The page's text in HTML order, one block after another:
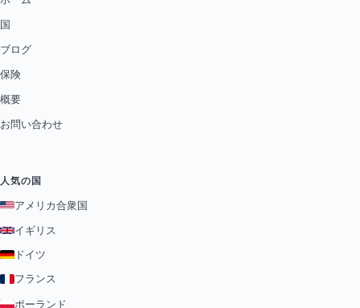
国
ブログ
保険
概要
お問い合わせ
人気の国
アメリカ合衆国
イギリス
ドイツ
フランス
ポーランド